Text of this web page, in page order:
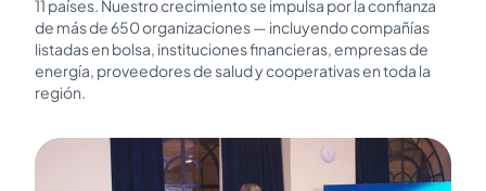
11 países. Nuestro crecimiento se impulsa por la confianza
de más de 650 organizaciones — incluyendo compañías
listadas en bolsa, instituciones financieras, empresas de
energía, proveedores de salud y cooperativas en toda la
región.